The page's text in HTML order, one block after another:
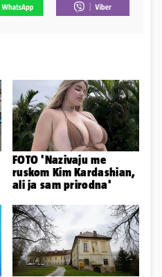
FOTO 'Nazivaju me
ruskom Kim Kardashian,
ali ja sam prirodna'